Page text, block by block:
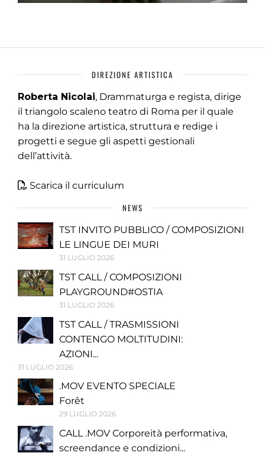
DIREZIONE ARTISTICA
Roberta Nicolai, Drammaturga e regista, dirige
il triangolo scaleno teatro di Roma per il quale
ha la direzione artistica, struttura e redige i
progetti e segue gli aspetti gestionali
dell’attività.
Scarica il curriculum
NEWS
TST INVITO PUBBLICO / COMPOSIZIONI
LE LINGUE DEI MURI
31 LUGLIO 2026
TST CALL / COMPOSIZIONI
PLAYGROUND#OSTIA
31 LUGLIO 2026
TST CALL / TRASMISSIONI
CONTENGO MOLTITUDINI:
AZIONI...
31 LUGLIO 2026
.MOV EVENTO SPECIALE
Forêt
29 LUGLIO 2026
CALL .MOV Corporeità performativa,
screendance e condizioni...